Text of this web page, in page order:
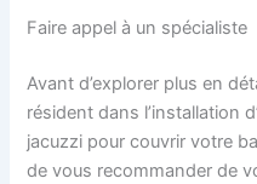
Faire appel à un spécialiste
Avant d’explorer plus en
résident dans l’installation
jacuzzi pour couvrir votre
de vous recommander de